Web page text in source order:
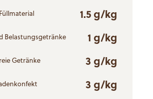
1.5 g/kg
Belastungsgetränke 1 g/kg
Getränke 3 g/kg
3 g/kg